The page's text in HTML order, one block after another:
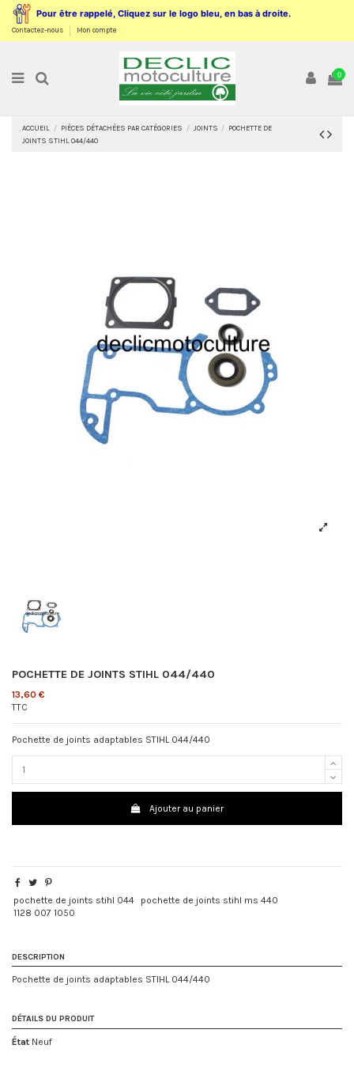
Pour être rappelé, Cliquez sur le logo bleu, en bas à droite.
Contactez-nous Mon compte
0
ACCUEIL PIÈCES DÉTACHÉES PAR CATÉGORIES JOINTS
POCHETTE DE
JOINTS STIHL 044/440
POCHETTE DE JOINTS STIHL 044/440
13,60 €
TTC
Pochette de joints adaptables STIHL 044/440
Ajouter au panier
pochette de joints stihl 044
pochette de joints stihl ms 440
1128 007 1050
DESCRIPTION
Pochette de joints adaptables STIHL 044/440
DÉTAILS DU PRODUIT
État Neuf